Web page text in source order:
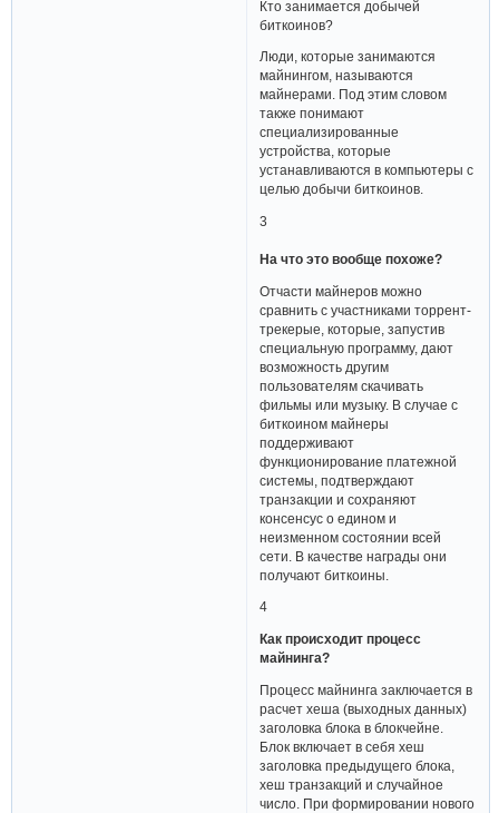
Кто занимается добычей
биткоинов?
Люди, которые занимаются
майнингом, называются
майнерами. Под этим словом
также понимают
специализированные
устройства, которые
устанавливаются в компьютеры с
целью добычи биткоинов.
3
На что это вообще похоже?
Отчасти майнеров можно
сравнить с участниками торрент-
трекерые, которые, запустив
специальную программу, дают
возможность другим
пользователям скачивать
фильмы или музыку. В случае с
биткоином майнеры
поддерживают
функционирование платежной
системы, подтверждают
транзакции и сохраняют
консенсус о едином и
неизменном состоянии всей
сети. В качестве награды они
получают биткоины.
4
Как происходит процесс
майнинга?
Процесс майнинга заключается в
расчет хеша (выходных данных)
заголовка блока в блокчейне.
Блок включает в себя хеш
заголовка предыдущего блока,
хеш транзакций и случайное
число. При формировании нового